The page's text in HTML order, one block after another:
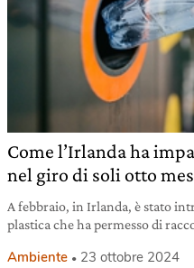
Come l’Irlanda ha
nel giro di soli otto
A febbraio, in Irlanda, è stato
plastica che ha permesso di
Ambiente 23 ottobre 2024